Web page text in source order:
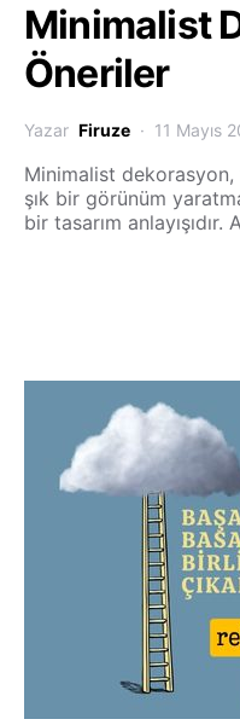
Minimalist
Öneriler
Yazar Firuze 11 Mayıs
Minimalist dekorasyon,
şık bir görünüm
bir tasarım anlayışıdır.